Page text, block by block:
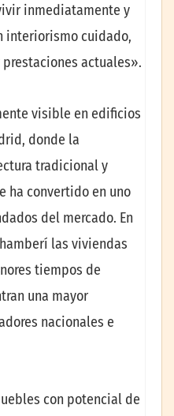
inmediatamente y
interiorismo cuidado,
actuales».
visible en edificios
donde la
tradicional y
ha convertido en uno
del mercado. En
las viviendas
tiempos de
una mayor
nacionales e
con potencial de